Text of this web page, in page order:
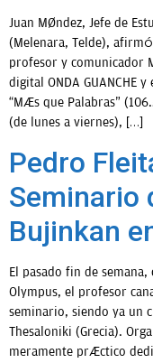
Juan Méndez, Jefe de
(Melenara, Telde),
profesor y comunicador
digital ONDA GUANCHE y
“Más que Palabras”
(de lunes a viernes), […]
Pedro
Seminario
Bujinkan
El pasado fin de
Olympus, el profesor
seminario, siendo ya un
Thesaloniki (Grecia).
meramente práctico